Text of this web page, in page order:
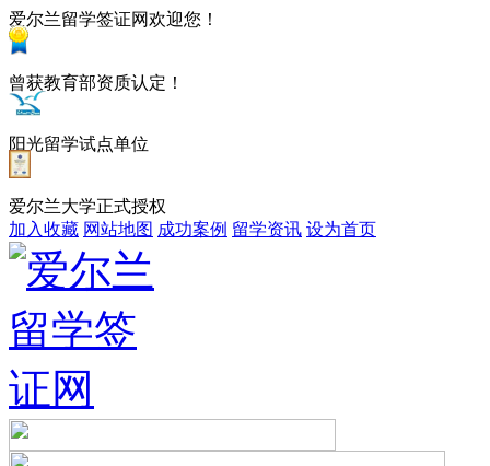
爱尔兰留学签证网欢迎您！
曾获教育部资质认定！
阳光留学试点单位
爱尔兰大学正式授权
加入收藏 网站地图 成功案例 留学资讯 设为首页